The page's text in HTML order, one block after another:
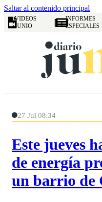
Saltar al contenido principal
VIDEOS
JUNIO
INFORMES
ESPECIALES
27 Jul 08:34
Este jueves
de energía
un barrio de